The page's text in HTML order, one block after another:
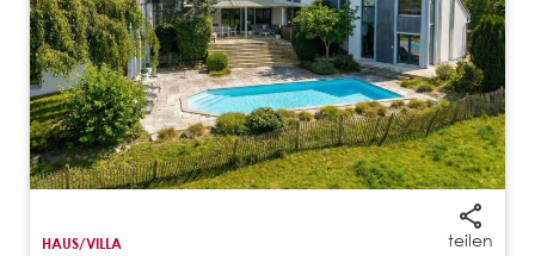
teilen
HAUS/VILLA